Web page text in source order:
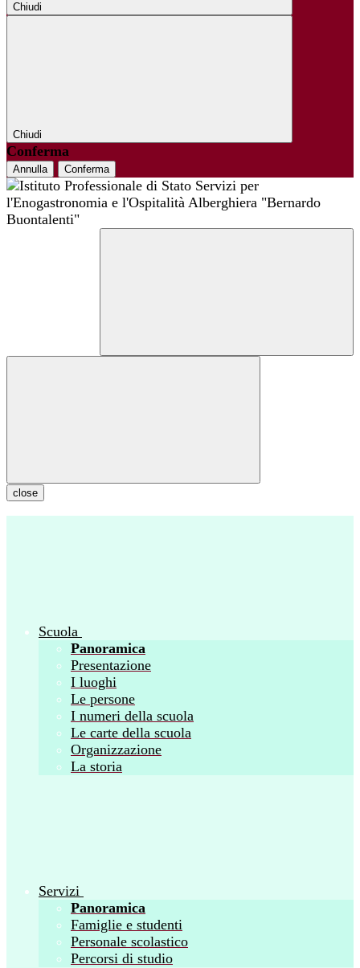
Chiudi
Chiudi
Conferma
Annulla Conferma
close
Scuola
Panoramica
Presentazione
I luoghi
Le persone
I numeri della scuola
Le carte della scuola
Organizzazione
La storia
Servizi
Panoramica
Famiglie e studenti
Personale scolastico
Percorsi di studio